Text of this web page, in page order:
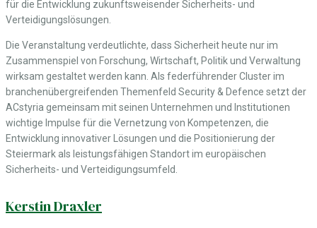
für die Entwicklung zukunftsweisender Sicherheits- und
Verteidigungslösungen.
Die Veranstaltung verdeutlichte, dass Sicherheit heute nur im
Zusammenspiel von Forschung, Wirtschaft, Politik und Verwaltung
wirksam gestaltet werden kann. Als federführender Cluster im
branchenübergreifenden Themenfeld Security & Defence setzt der
ACstyria gemeinsam mit seinen Unternehmen und Institutionen
wichtige Impulse für die Vernetzung von Kompetenzen, die
Entwicklung innovativer Lösungen und die Positionierung der
Steiermark als leistungsfähigen Standort im europäischen
Sicherheits- und Verteidigungsumfeld.
Kerstin Draxler